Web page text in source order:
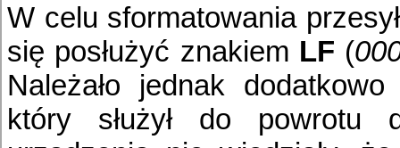
W celu sformatowania
się posłużyć znakiem LF (
Należało jednak
który służył do powrotu